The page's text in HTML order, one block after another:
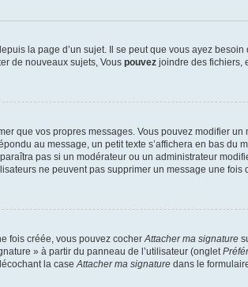
la page d’un sujet. Il se peut que vous ayez
de nouveaux sujets, Vous pouvez joindre des fichiers,
que vos propres messages. Vous pouvez modifier
au message, un petit texte s’affichera en bas du
pas si un modérateur ou un administrateur
ne peuvent pas supprimer un message une fois
fois créée, vous pouvez cocherAttacher ma signature
» à partir du panneau de l’utilisateur (onglet
la caseAttacher ma signature dans le